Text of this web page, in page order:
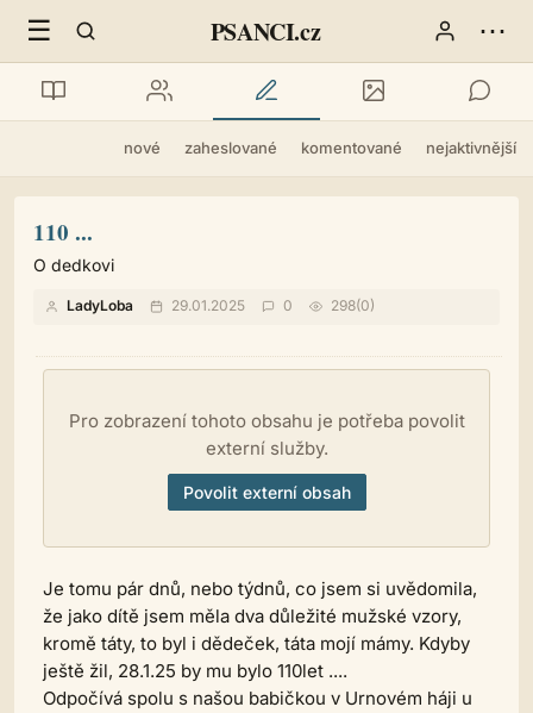
☰ PSANCI.cz ⋯
nové zaheslované komentované nejaktivnější
110 ...
O dedkovi
LadyLoba 29.01.2025 0 298(0)
Pro zobrazení tohoto obsahu je potřeba povolit
externí služby.
Povolit externí obsah
Je tomu pár dnů, nebo týdnů, co jsem si uvědomila,
že jako dítě jsem měla dva důležité mužské vzory,
kromě táty, to byl i dědeček, táta mojí mámy. Kdyby
ještě žil, 28.1.25 by mu bylo 110let ....
Odpočívá spolu s našou babičkou v Urnovém háji u